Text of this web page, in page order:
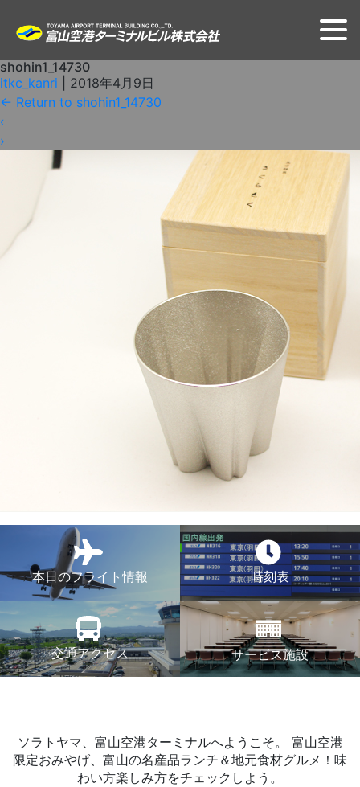
shohin1_14730
itkc_kanri
2018年4月9日
← Return to shohin1_14730
‹
›
本日のフライト情報 時刻表
交通アクセス サービス施設
ソラトヤマ、富山空港ターミナルへようこそ。
富山空港
限定おみやげ、富山の名産品ランチ＆地元食材グルメ！味
わい方楽しみ方をチェックしよう。